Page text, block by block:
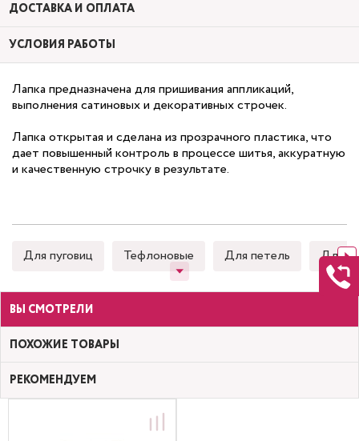
ДОСТАВКА И ОПЛАТА
УСЛОВИЯ РАБОТЫ
Лапка предназначена для пришивания аппликаций,
выполнения сатиновых и декоративных строчек.
Лапка открытая и сделана из прозрачного пластика, что
дает повышенный контроль в процессе шитья, аккуратную
и качественную строчку в результате.
Для пуговиц Тефлоновые Для петель Для
ВЫ СМОТРЕЛИ
ПОХОЖИЕ ТОВАРЫ
РЕКОМЕНДУЕМ